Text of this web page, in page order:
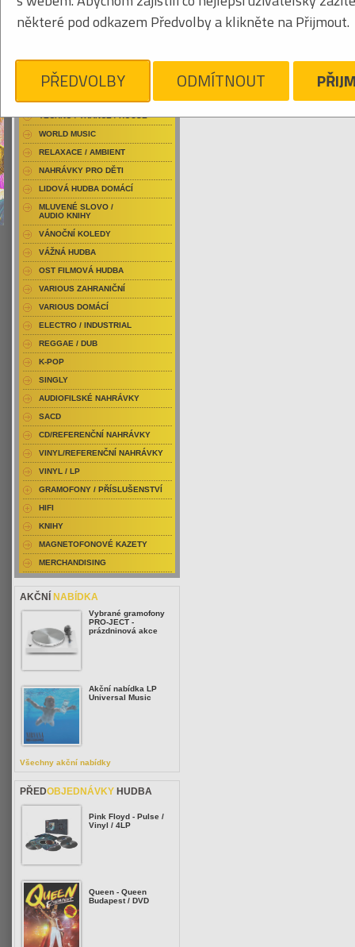
AKELA
Je nám líto, ale pro daný žánr/kategorii
RAP / HIP HOP DOMÁCÍ
RAP / HIP HOP ZAHRANIČNÍ
DVD / HUDBA
PUNK / HARDCORE
TECHNO / TRANCE / HOUSE
WORLD MUSIC
RELAXACE / AMBIENT
NAHRÁVKY PRO DĚTI
LIDOVÁ HUDBA DOMÁCÍ
MLUVENÉ SLOVO /
AUDIO KNIHY
VÁNOČNÍ KOLEDY
VÁŽNÁ HUDBA
OST FILMOVÁ HUDBA
VARIOUS ZAHRANIČNÍ
VARIOUS DOMÁCÍ
ELECTRO / INDUSTRIAL
REGGAE / DUB
K-POP
SINGLY
AUDIOFILSKÉ NAHRÁVKY
SACD
CD/REFERENČNÍ NAHRÁVKY
VINYL/REFERENČNÍ NAHRÁVKY
VINYL / LP
GRAMOFONY / PŘÍSLUŠENSTVÍ
HIFI
KNIHY
MAGNETOFONOVÉ KAZETY
MERCHANDISING
AKČNÍ NABÍDKA
Vybrané gramofony
PRO-JECT -
prázdninová akce
Akční nabídka LP
Universal Music
Všechny akční nabídky
PŘEDOBJEDNÁVKY HUDBA
Pink Floyd - Pulse /
Vinyl / 4LP
Queen - Queen
Budapest / DVD
některé pod odkazem Předvolby a klikněte na Přijmout.
PŘEDVOLBY ODMÍTNOUT